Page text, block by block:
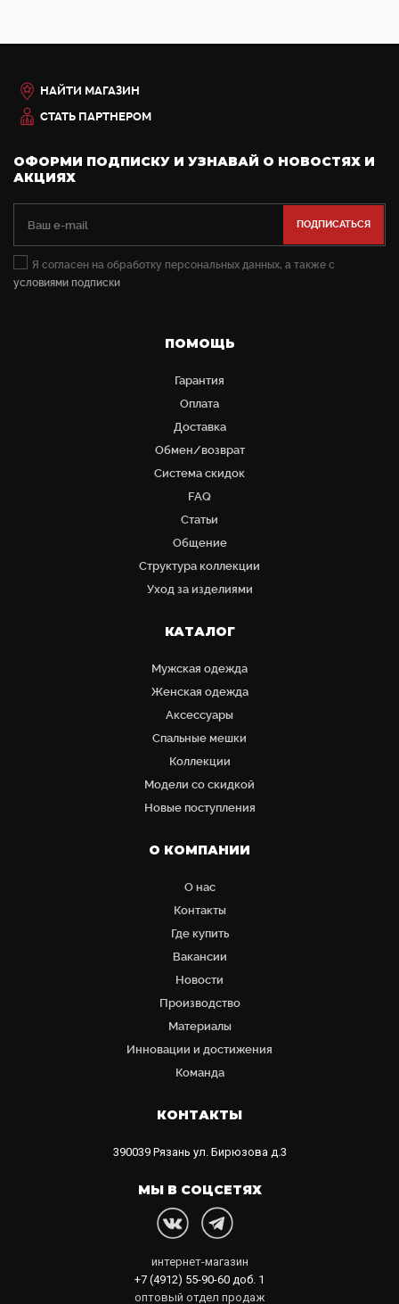
НАЙТИ МАГАЗИН
СТАТЬ ПАРТНЕРОМ
ОФОРМИ ПОДПИСКУ И УЗНАВАЙ О НОВОСТЯХ И
АКЦИЯХ
Я согласен на обработку персональных данных, а также с
условиями подписки
ПОМОЩЬ
Гарантия
Оплата
Доставка
Обмен/возврат
Система скидок
FAQ
Статьи
Общение
Структура коллекции
Уход за изделиями
КАТАЛОГ
Мужская одежда
Женская одежда
Аксессуары
Cпальные мешки
Коллекции
Модели со скидкой
Новые поступления
О КОМПАНИИ
О нас
Контакты
Где купить
Вакансии
Новости
Производство
Материалы
Инновации и достижения
Команда
КОНТАКТЫ
390039 Рязань ул. Бирюзова д.3
МЫ В СОЦСЕТЯХ
интернет-магазин
+7 (4912) 55-90-60 доб. 1
оптовый отдел продаж